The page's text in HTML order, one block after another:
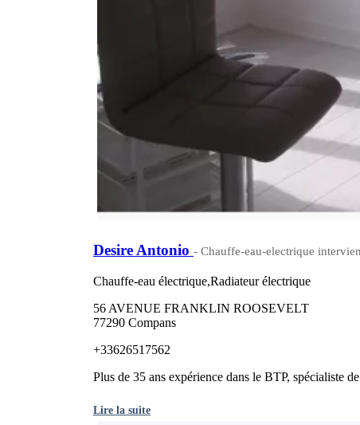
Desire Antonio - Chauffe-eau-electrique
Chauffe-eau électrique,Radiateur électrique
56 AVENUE FRANKLIN ROOSEVELT
77290 Compans
+33626517562
Plus de 35 ans expérience dans le BTP, spécialiste
Lire la suite